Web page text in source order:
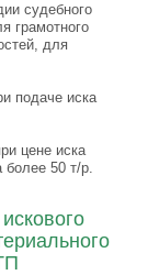
судебного
грамотного
для
подаче иска
цене иска
более 50 т/р.